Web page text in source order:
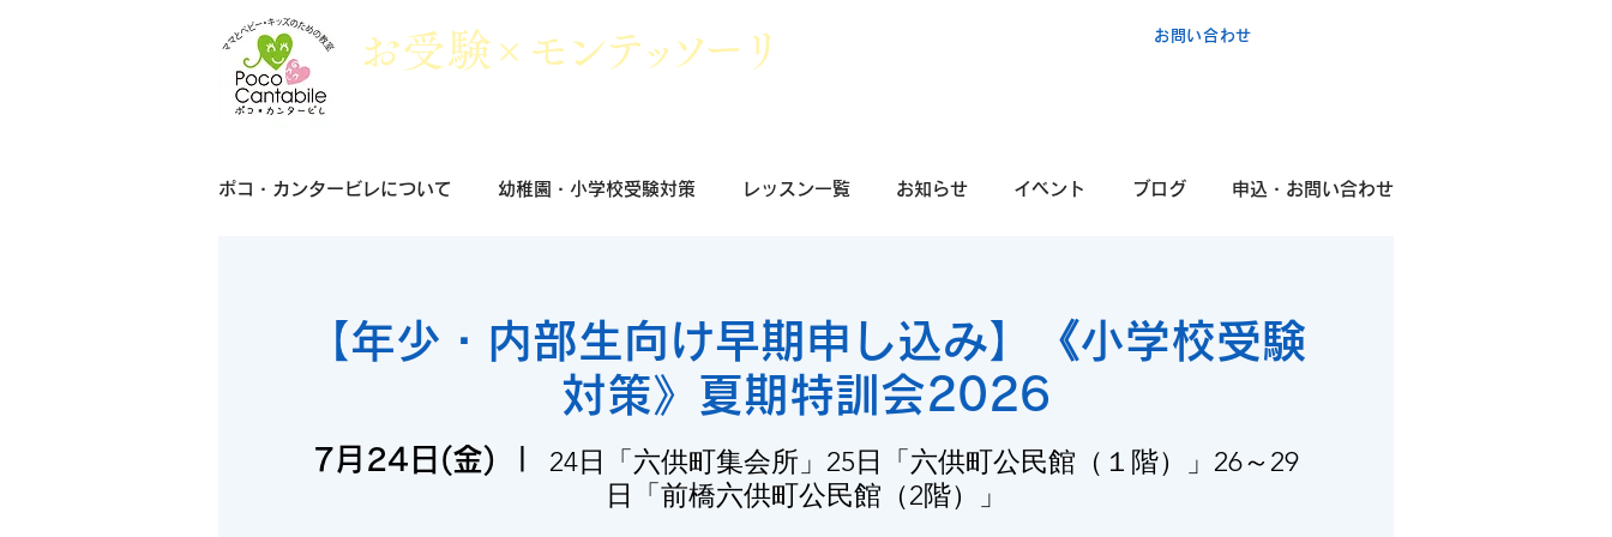
​お受験× モンテッソーリ お問い合わせ
【年少・内部生向け早期申し込み】《小学校受験
対策》夏期特訓会2026
7月24日(金)
24日「六供町集会所」25日「六供町公民館（１階）」26～29
日「前橋六供町公民館（2階）」
ポコ・カンタービレについて 幼稚園・小学校受験対策 レッスン一覧 お知らせ イベント ブログ 申込・お問い合わせ